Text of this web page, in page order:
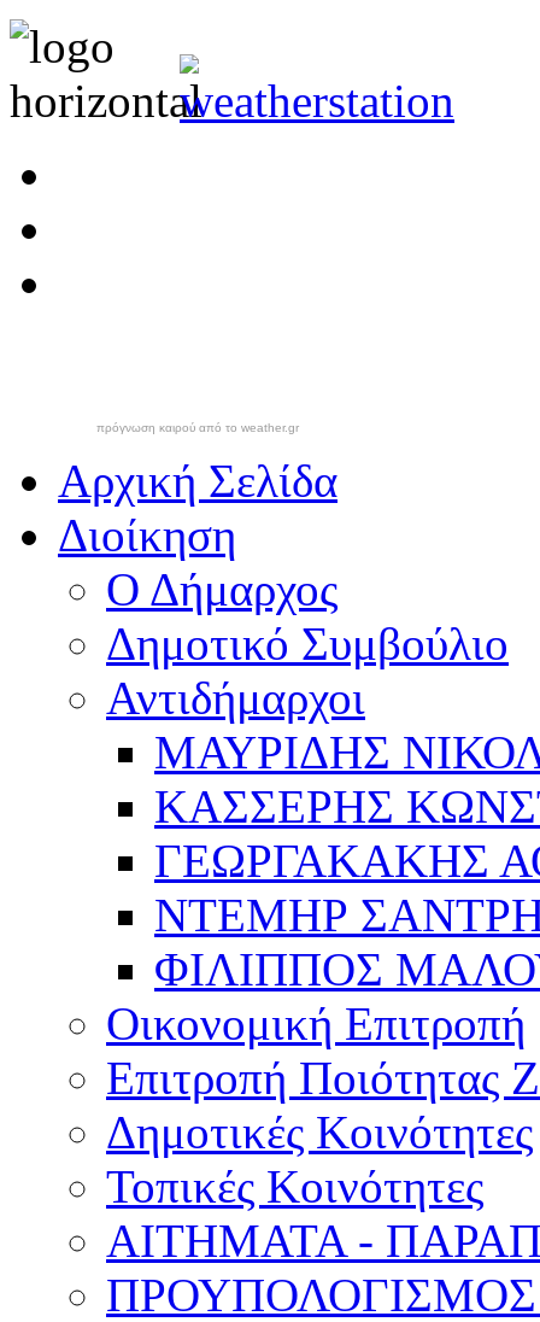
πρόγνωση καιρού από το weather.gr
Αρχική Σελίδα
Διοίκηση
Ο Δήμαρχος
Δημοτικό Συμβούλιο
Αντιδήμαρχοι
ΜΑΥΡΙΔΗΣ
ΚΑΣΣΕΡΗΣ
ΓΕΩΡΓΑΚΑΚΗΣ
ΝΤΕΜΗΡ
ΦΙΛΙΠΠΟΣ
Οικονομική Επιτροπή
Επιτροπή Ποιότητας
Δημοτικές Κοινότητες
Τοπικές Κοινότητες
ΑΙΤΗΜΑΤΑ -